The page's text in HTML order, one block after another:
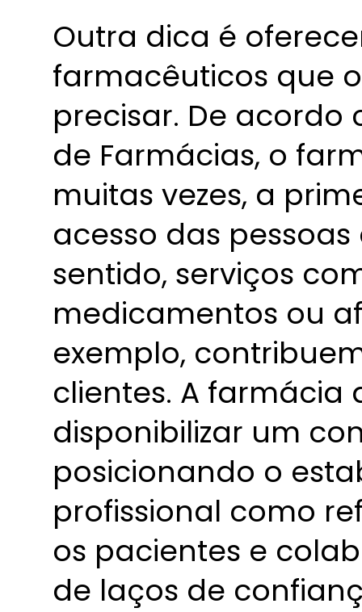
Outra dica é
farmacêuticos que
precisar. De acordo
de Farmácias, o
muitas vezes, a
acesso das
sentido, serviços
medicamentos ou
exemplo,
clientes. A
disponibilizar um
posicionando o
profissional como
os pacientes e
de laços de